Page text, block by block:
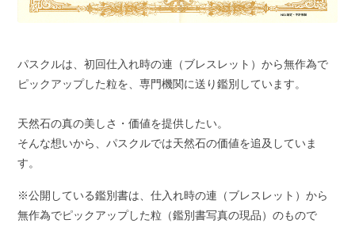
パスクルは、初回仕入れ時の連（ブレスレット）から無作為で
ピックアップした粒を、専門機関に送り鑑別しています。
天然石の真の美しさ・価値を提供したい。
そんな想いから、パスクルでは天然石の価値を追及していま
す。
※公開している鑑別書は、仕入れ時の連（ブレスレット）から
無作為でピックアップした粒（鑑別書写真の現品）のもので